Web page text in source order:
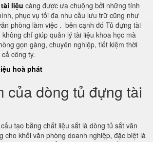
liệu càng được ưa chuộng bởi những tính
phục vụ tối đa nhu cầu lưu trữ cũng như
phòng làm việc . bên cạnh đó Tủ đựng tài
chỉ giúp quản lý tài liệu khoa học mà
gọn gàng, chuyên nghiệp, tiết kiệm thời
công ty.
hoà phát
của dòng tủ đựng tài
tạo bằng chất liệu sắt là dòng tủ sắt văn
cho khối văn phòng doanh nghiệp, đặc biệt là